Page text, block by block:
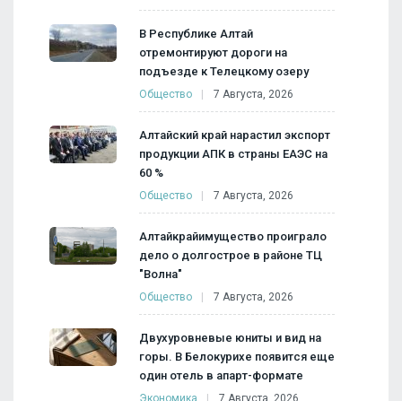
В Республике Алтай
отремонтируют дороги на
подъезде к Телецкому озеру
Общество 7 Августа, 2026
Алтайский край нарастил экспорт
продукции АПК в страны ЕАЭС на
60 %
Общество 7 Августа, 2026
Алтайкрайимущество проиграло
дело о долгострое в районе ТЦ
"Волна"
Общество 7 Августа, 2026
Двухуровневые юниты и вид на
горы. В Белокурихе появится еще
один отель в апарт-формате
Экономика 7 Августа, 2026